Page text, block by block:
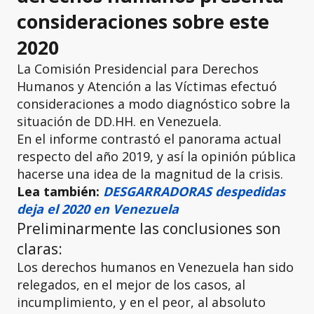
consideraciones sobre este
2020
La Comisión Presidencial para Derechos
Humanos y Atención a las Víctimas efectuó
consideraciones a modo diagnóstico sobre la
situación de DD.HH. en Venezuela.
En el informe contrastó el panorama actual
respecto del año 2019, y así la opinión pública
hacerse una idea de la magnitud de la crisis.
Lea también: DESGARRADORAS despedidas
deja el 2020 en Venezuela
Preliminarmente las conclusiones son
claras:
Los derechos humanos en Venezuela han sido
relegados, en el mejor de los casos, al
incumplimiento, y en el peor, al absoluto